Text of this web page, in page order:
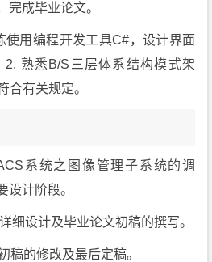
完成毕业论文。
使用编程开发工具C#，设计界面
熟悉B/S三层体系结构模式架
合有关规定。
系统之图像管理子系统的调
设计阶段。
细设计及毕业论文初稿的撰写。
的修改及最后定稿。